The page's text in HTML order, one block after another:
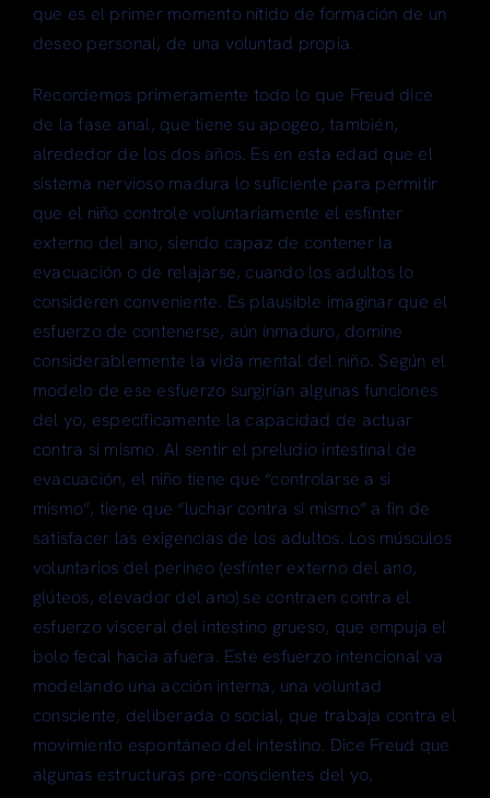
que es el primer momento nítido de formación de un
deseo personal, de una voluntad propia.
Recordemos primeramente todo lo que Freud dice
de la fase anal, que tiene su apogeo, también,
alrededor de los dos años. Es en esta edad que el
sistema nervioso madura lo suficiente para permitir
que el niño controle voluntariamente el esfínter
externo del ano, siendo capaz de contener la
evacuación o de relajarse, cuando los adultos lo
consideren conveniente. Es plausible imaginar que el
esfuerzo de contenerse, aún inmaduro, domine
considerablemente la vida mental del niño. Según el
modelo de ese esfuerzo surgirían algunas funciones
del yo, específicamente la capacidad de actuar
contra si mismo. Al sentir el preludio intestinal de
evacuación, el niño tiene que “controlarse a si
mismo”, tiene que “luchar contra si mismo” a fin de
satisfacer las exigencias de los adultos. Los músculos
voluntarios del perineo (esfínter externo del ano,
glúteos, elevador del ano) se contraen contra el
esfuerzo visceral del intestino grueso, que empuja el
bolo fecal hacia afuera. Este esfuerzo intencional va
modelando una acción interna, una voluntad
consciente, deliberada o social, que trabaja contra el
movimiento espontáneo del intestino. Dice Freud que
algunas estructuras pre-conscientes del yo,